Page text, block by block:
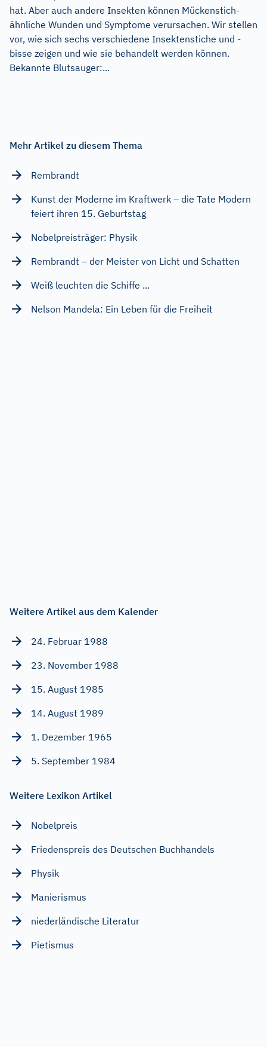
hat. Aber auch andere Insekten können Mückenstich-
ähnliche Wunden und Symptome verursachen. Wir stellen
vor, wie sich sechs verschiedene Insektenstiche und -
bisse zeigen und wie sie behandelt werden können.
Bekannte Blutsauger:...
Mehr Artikel zu diesem Thema
Rembrandt
Kunst der Moderne im Kraftwerk – die Tate Modern
feiert ihren 15. Geburtstag
Nobelpreisträger: Physik
Rembrandt – der Meister von Licht und Schatten
Weiß leuchten die Schiffe ...
Nelson Mandela: Ein Leben für die Freiheit
Weitere Artikel aus dem Kalender
24. Februar 1988
23. November 1988
15. August 1985
14. August 1989
1. Dezember 1965
5. September 1984
Weitere Lexikon Artikel
Nobelpreis
Friedenspreis des Deutschen Buchhandels
Physik
Manierismus
niederländische Literatur
Pietismus